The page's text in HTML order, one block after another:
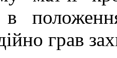
в
грав